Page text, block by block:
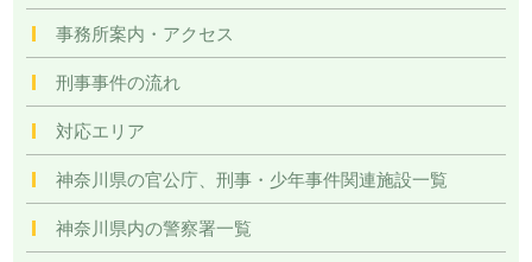
事務所案内・アクセス
刑事事件の流れ
対応エリア
神奈川県の官公庁、刑事・少年事件関連施設一覧
神奈川県内の警察署一覧